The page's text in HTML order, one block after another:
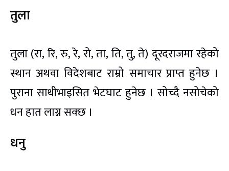
तुला
तुला (रा, रि, रु, रे, रो, ता, ति, तु, ते) दूरदराजमा रहेको
स्थान अथवा विदेशबाट राम्रो समाचार प्राप्त हुनेछ ।
पुराना साथीभाइसित भेटघाट हुनेछ । सोच्दै नसोचेको
धन हात लाग्न सक्छ ।
धनु